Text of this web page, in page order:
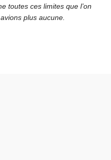
toutes ces limites que l’on
plus aucune.